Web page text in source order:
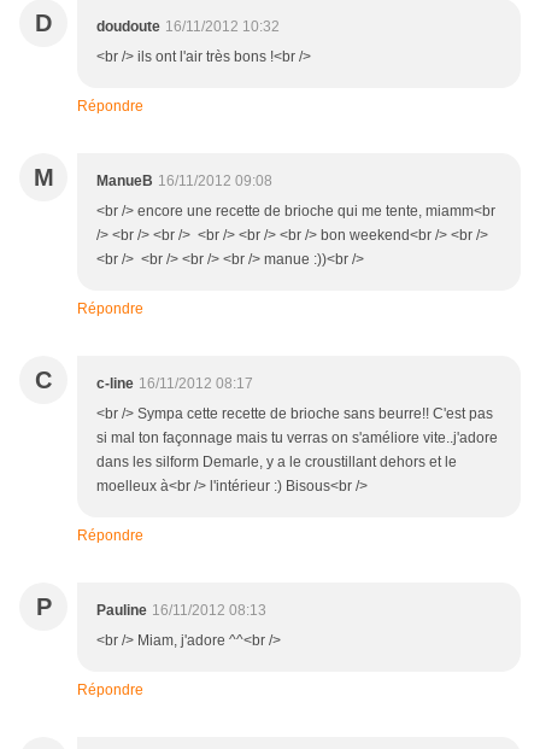
D doudoute 16/11/2012 10:32
<br /> ils ont l'air très bons !<br />
Répondre
M ManueB 16/11/2012 09:08
<br /> encore une recette de brioche qui me tente, miamm<br
/> <br /> <br /> <br /> <br /> <br /> bon weekend<br /> <br />
<br /> <br /> <br /> <br /> manue :))<br />
Répondre
C c-line 16/11/2012 08:17
<br /> Sympa cette recette de brioche sans beurre!! C'est pas
si mal ton façonnage mais tu verras on s'améliore vite..j'adore
dans les silform Demarle, y a le croustillant dehors et le
moelleux à<br /> l'intérieur :) Bisous<br />
Répondre
P Pauline 16/11/2012 08:13
<br /> Miam, j'adore ^^<br />
Répondre